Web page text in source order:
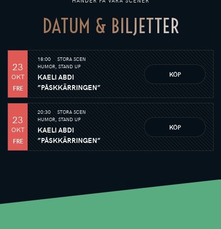
DATUM & BILJETTER
23
OKT
FRE
18:00
STORA SCEN
HUMOR, STAND UP
KAELI ABDI
”PÅSKKÄRRINGEN”
KÖP
23
OKT
FRE
20:30
STORA SCEN
HUMOR, STAND UP
KAELI ABDI
”PÅSKKÄRRINGEN”
KÖP